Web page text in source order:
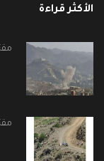
الأكثر قراءة
مقتل